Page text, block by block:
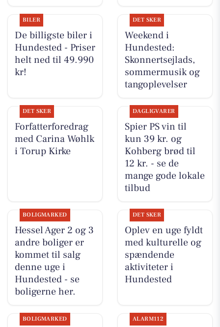
BILER
De billigste biler i
Hundested - Priser
helt ned til 49.990
kr!
DET SKER
Weekend i
Hundested:
Skonnertsejlads,
sommermusik og
tangoplevelser
DET SKER
Forfatterforedrag
med Carina Wøhlk
i Torup Kirke
DAGLIGVARER
Spier PS vin til
kun 39 kr. og
Kohberg brød til
12 kr. - se de
mange gode lokale
tilbud
BOLIGMARKED
Hessel Ager 2 og 3
andre boliger er
kommet til salg
denne uge i
Hundested - se
boligerne her.
DET SKER
Oplev en uge fyldt
med kulturelle og
spændende
aktiviteter i
Hundested
BOLIGMARKED ALARM112